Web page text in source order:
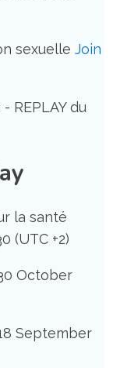
sexuelle Join
REPLAY du
la santé
(UTC +2)
October
September